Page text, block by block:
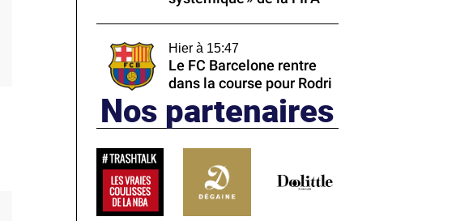
Hier à 15:47
Le FC Barcelone rentre
dans la course pour Rodri
Nos partenaires